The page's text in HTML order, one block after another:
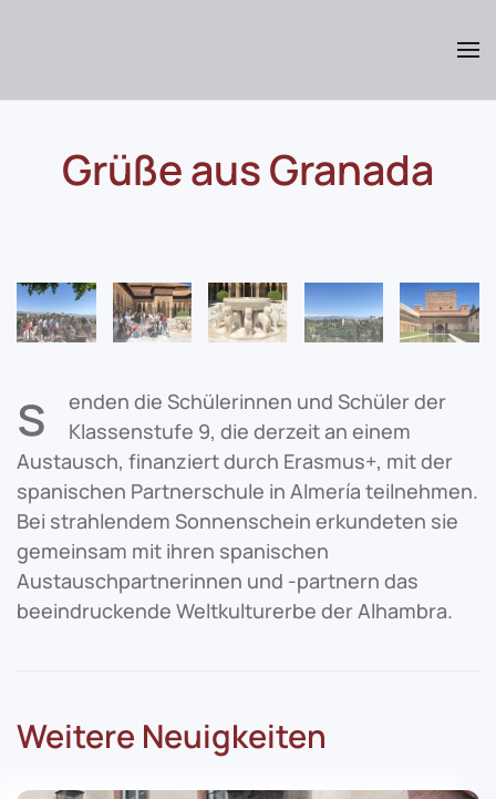
Grüße aus Granada
s
enden die Schülerinnen und Schüler der
Klassenstufe 9, die derzeit an einem
Austausch, finanziert durch Erasmus+, mit der
spanischen Partnerschule in Almería teilnehmen.
Bei strahlendem Sonnenschein erkundeten sie
gemeinsam mit ihren spanischen
Austauschpartnerinnen und -partnern das
beeindruckende Weltkulturerbe der Alhambra.
Weitere Neuigkeiten